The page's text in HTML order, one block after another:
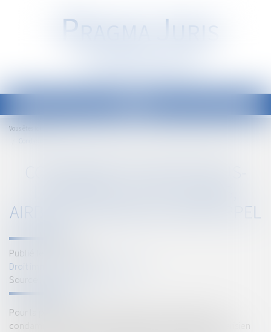
PRAGMA JURIS
Vous êtes ici :
AIRBNB ENVISAGE DE FAIRE APPEL
Publié le :
Droit immobilier
Source :
Pour la première fois, la plate-forme américaine a été
condamnée à la suite d’une plainte d’un propriétaire parisien